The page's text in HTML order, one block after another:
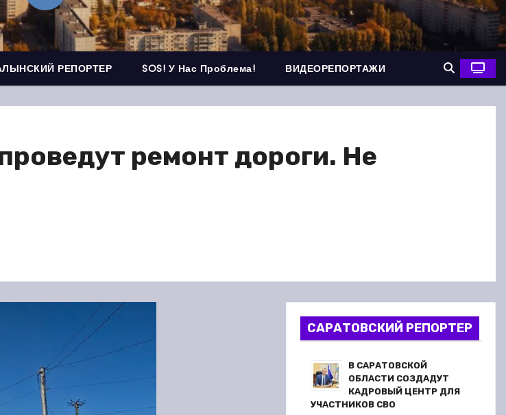
РЕПОРТЕР SOS! У Нас Проблема! ВИДЕОРЕПОРТАЖИ
ремонт дороги. Не
САРАТОВСКИЙ РЕПОРТЕР
В САРАТОВСКОЙ
ОБЛАСТИ СОЗДАДУТ
КАДРОВЫЙ ЦЕНТР ДЛЯ
УЧАСТНИКОВ СВО